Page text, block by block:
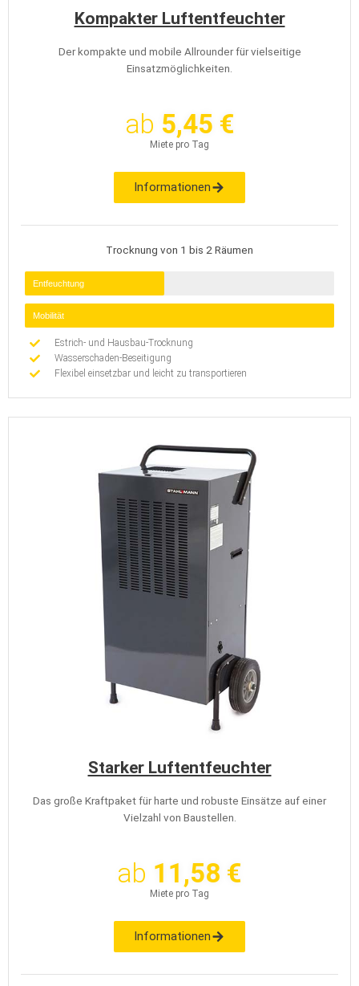
Kompakter Luftentfeuchter
Der kompakte und mobile Allrounder für vielseitige
Einsatzmöglichkeiten.
ab 5,45 €
Miete pro Tag
Informationen
Trocknung von 1 bis 2 Räumen
Entfeuchtung
Mobilität
Estrich- und Hausbau-Trocknung
Wasserschaden-Beseitigung
Flexibel einsetzbar und leicht zu transportieren
Starker Luftentfeuchter
Das große Kraftpaket für harte und robuste Einsätze auf einer
Vielzahl von Baustellen.
ab 11,58 €
Miete pro Tag
Informationen